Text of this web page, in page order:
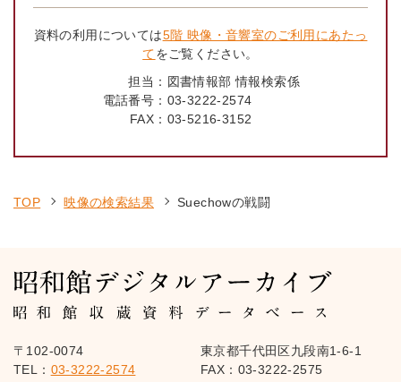
資料の利用については5階 映像・音響室のご利用にあたっ
てをご覧ください。
担当： 図書情報部 情報検索係
電話番号： 03-3222-2574
FAX： 03-5216-3152
TOP 映像の検索結果 Suechowの戦闘
〒102-0074
東京都千代田区九段南1-6-1
TEL： 03-3222-2574 FAX：03-3222-2575